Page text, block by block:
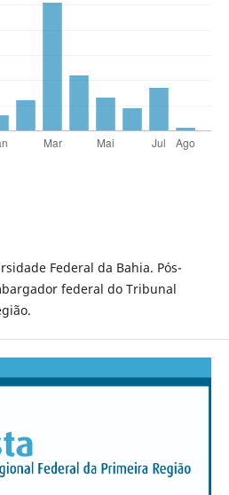
Federal da Bahia. Pós-
federal do Tribunal